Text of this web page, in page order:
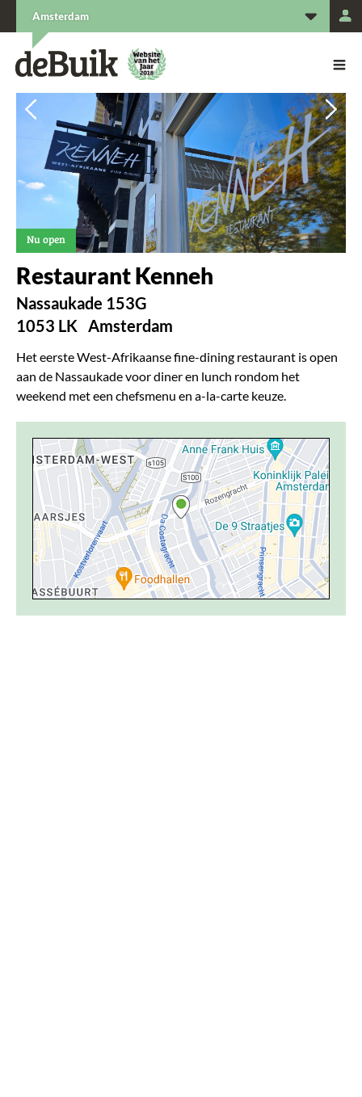
Vorige
Vorige
Nu open
Restaurant Kenneh
Nassaukade 153G
1053 LK Amsterdam
Het eerste West-Afrikaanse fine-dining restaurant is open
aan de Nassaukade voor diner en lunch rondom het
weekend met een chefsmenu en a-la-carte keuze.
Amsterdam
De Buik van {city: city}
De Buik